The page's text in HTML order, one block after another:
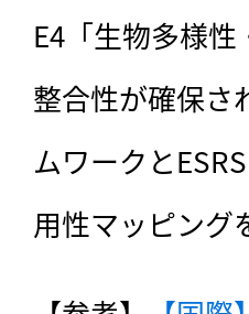
E4「生物多様
整合性が確保さ
ムワークと
用性マッピング